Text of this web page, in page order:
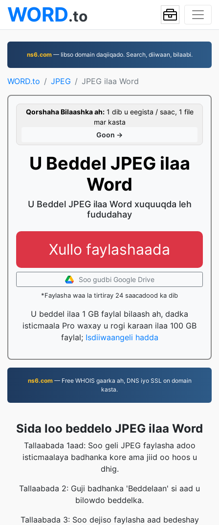
WORD.to
ns6.com— Iibso domain daqiiqado. Search, diiwaan, bilaabi.
WORD.to JPEG JPEG ilaa Word
Qorshaha Bilaashka ah:1 dib u eegista / saac, 1 file
mar kasta
Goon →
U Beddel JPEG ilaa
Word
U Beddel JPEG ilaa Word xuquuqda leh
fududahay
Xullo faylashaada
Soo gudbi Google Drive
*Faylasha waa la tirtiray 24 saacadood ka dib
U beddel ilaa 1 GB faylal bilaash ah, dadka
isticmaala Pro waxay u rogi karaan ilaa 100 GB
faylal; Isdiiwaangeli hadda
ns6.com— Free WHOIS gaarka ah, DNS iyo SSL on domain
kasta.
Sida loo beddelo JPEG ilaa Word
Tallaabada 1aad: Soo geli JPEG faylasha adoo
isticmaalaya badhanka kore ama jiid oo hoos u
dhig.
Tallaabada 2: Guji badhanka 'Beddelaan' si aad u
bilowdo beddelka.
Tallaabada 3: Soo dejiso faylasha aad bedeshay